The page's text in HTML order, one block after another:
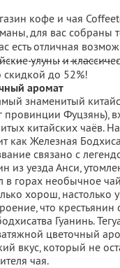
кофе и чая
для вас собраны
есть отличная
улуны и
скидкой до 52%!
аромат
знаменитый
провинции Фуцзянь),
китайских чаёв.
как Железная
связано с
из уезда Анси,
в горах необычное
хорош, настолько
что крестьянин
Гуанинь.
цветочный
вкус, который не
чая.